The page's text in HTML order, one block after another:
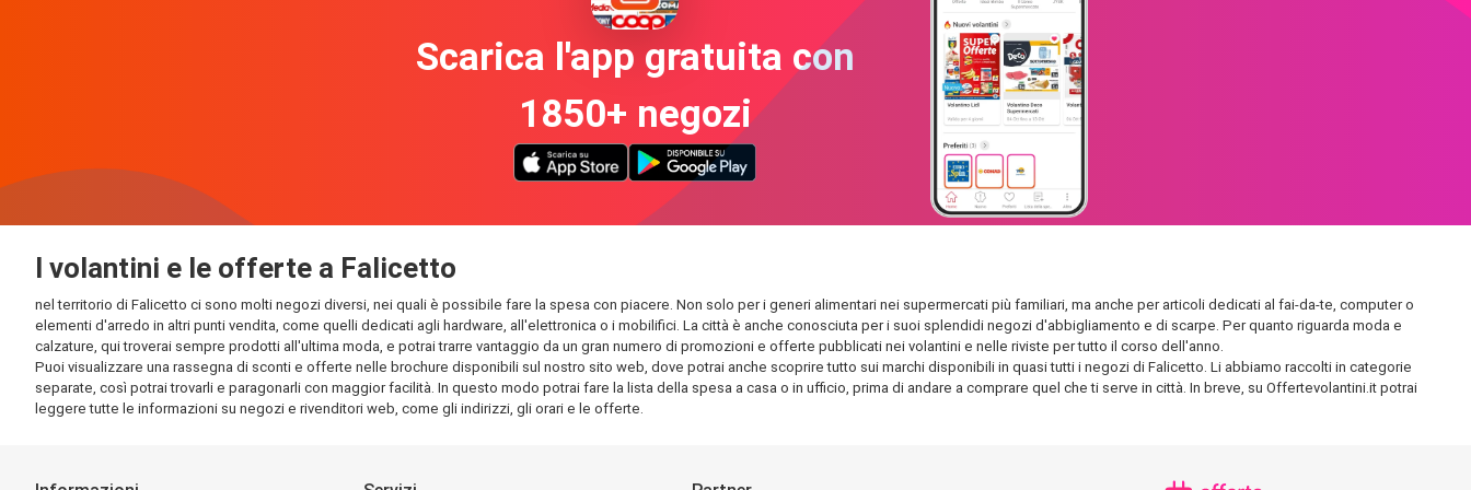
Scarica l'app gratuita con
1850+ negozi
I volantini e le offerte a Falicetto
nel territorio di Falicetto ci sono molti negozi diversi, nei quali è possibile fare la spesa con piacere. Non solo per i generi alimentari nei supermercati più familiari, ma anche per articoli dedicati al fai-da-te, computer o
elementi d'arredo in altri punti vendita, come quelli dedicati agli hardware, all'elettronica o i mobilifici. La città è anche conosciuta per i suoi splendidi negozi d'abbigliamento e di scarpe. Per quanto riguarda moda e
calzature, qui troverai sempre prodotti all'ultima moda, e potrai trarre vantaggio da un gran numero di promozioni e offerte pubblicati nei volantini e nelle riviste per tutto il corso dell'anno.
Puoi visualizzare una rassegna di sconti e offerte nelle brochure disponibili sul nostro sito web, dove potrai anche scoprire tutto sui marchi disponibili in quasi tutti i negozi di Falicetto. Li abbiamo raccolti in categorie
separate, così potrai trovarli e paragonarli con maggior facilità. In questo modo potrai fare la lista della spesa a casa o in ufficio, prima di andare a comprare quel che ti serve in città. In breve, su Offertevolantini.it potrai
leggere tutte le informazioni su negozi e rivenditori web, come gli indirizzi, gli orari e le offerte.